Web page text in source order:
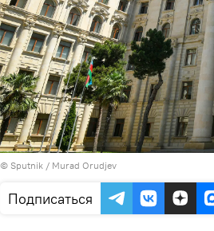
© Sputnik / Murad Orudjev
Подписаться